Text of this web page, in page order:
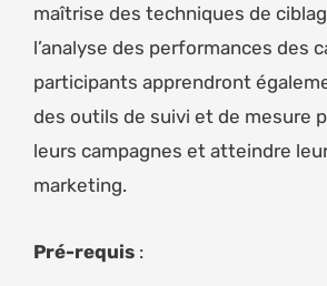
maîtrise des techniques de
l’analyse des performances des
participants apprendront
des outils de suivi et de mesure
leurs campagnes et atteindre
marketing.
Pré-requis :